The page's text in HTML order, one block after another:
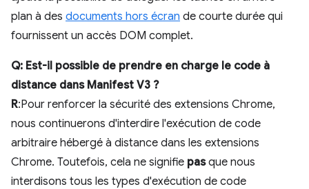
plan à des documents hors écran de courte durée qui
fournissent un accès DOM complet.
Q: Est-il possible de prendre en charge le code à
distance dans Manifest V3 ?
R:Pour renforcer la sécurité des extensions Chrome,
nous continuerons d'interdire l'exécution de code
arbitraire hébergé à distance dans les extensions
Chrome. Toutefois, cela ne signifie pasque nous
interdisons tous les types d'exécution de code